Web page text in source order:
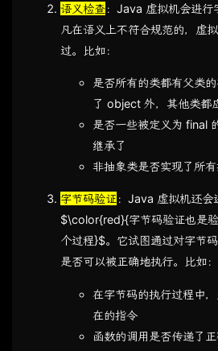
语义检查：Java 虚拟机会进行
凡在语义上不符合规范的，虚
过。比如：
是否所有的类都有父类
了 object 外，其他类都
是否一些被定义为 final
继承了
非抽象类是否实现了所
字节码验证：Java 虚拟机还会
$\color{red}{字节码验证也是
个过程}$。它试图通过对字节
是否可以被正确地执行。比如：
在字节码的执行过程中
在的指令
函数的调用是否传递了